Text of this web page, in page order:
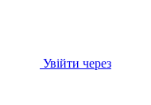
Увійти через